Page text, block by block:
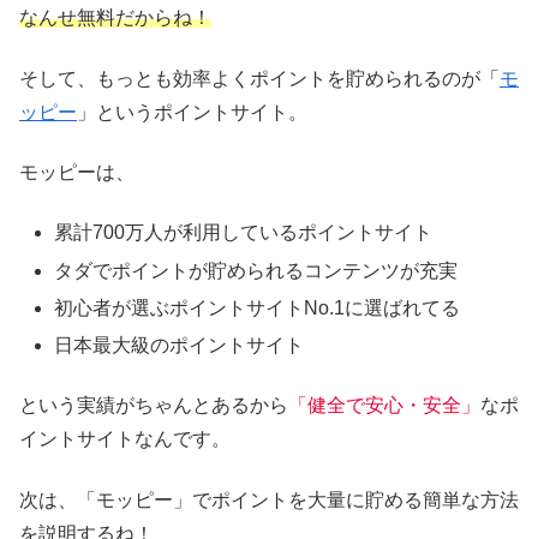
なんせ無料だからね！
そして、もっとも効率よくポイントを貯められるのが「 モ
ッピー 」というポイントサイト。
モッピーは、
累計700万人が利用しているポイントサイト
タダでポイントが貯められるコンテンツが充実
初心者が選ぶポイントサイトNo.1に選ばれてる
日本最大級のポイントサイト
という実績がちゃんとあるから 「健全で安心・安全」 なポ
イントサイトなんです。
次は、「モッピー」でポイントを大量に貯める簡単な方法
を説明するね！